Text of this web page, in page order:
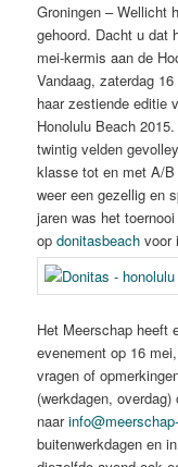
Groningen – Wellicht
gehoord. Dacht u dat
mei-kermis aan de
Vandaag, zaterdag
haar zestiende editie
Honolulu Beach
twintig velden
klasse tot en met A/
weer een gezellig en
jaren was het
opdonitasbeach voor
Het Meerschap heeft
evenement op 16
vragen of
(werkdagen,
naar
buitenwerkdagen en